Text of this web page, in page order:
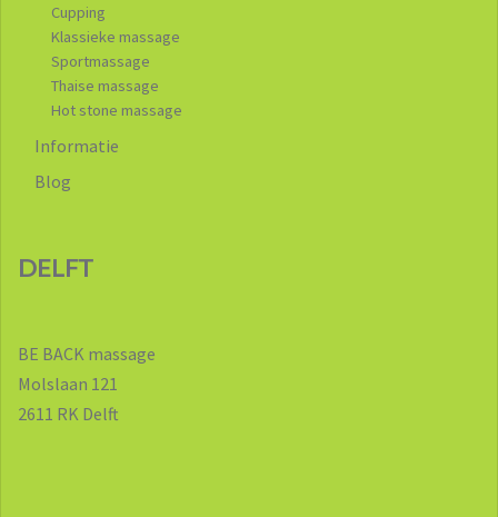
Cupping
Klassieke massage
Sportmassage
Thaise massage
Hot stone massage
Informatie
Blog
DELFT
BE BACK massage
Molslaan 121
2611 RK Delft